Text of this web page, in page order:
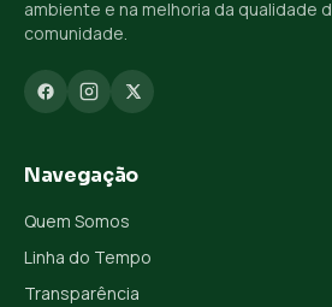
ambiente e na melhoria da qualidade
comunidade.
Navegação
Quem Somos
Linha do Tempo
Transparência